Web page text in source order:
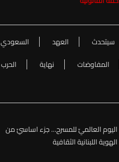
سيتحدث العهد
السعودي
المفاوضات نهاية
الحرب
اليوم العالميّ للمسرح… جزء اساسيّ من
الهوية اللبنانية الثقافية